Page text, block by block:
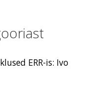
ERR-is: Ivo